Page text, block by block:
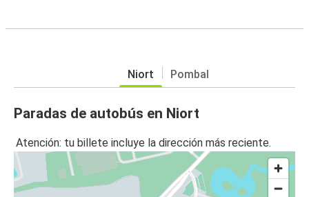
Niort Pombal
Paradas de autobús en Niort
Atención: tu billete incluye la dirección más reciente.